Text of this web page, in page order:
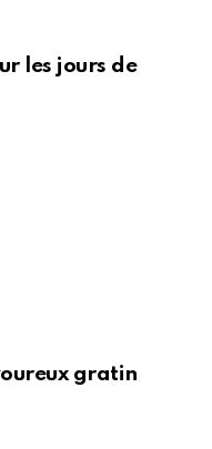
les jours de
gratin